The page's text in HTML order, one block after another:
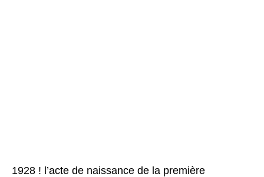
1928 ! l’acte de naissance de la première